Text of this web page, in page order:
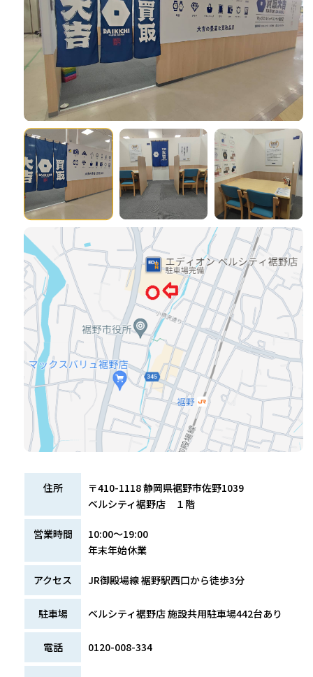
住所
〒410-1118 静岡県裾野市佐野1039
ベルシティ裾野店 １階
営業時間
10:00～19:00
年末年始休業
アクセス JR御殿場線 裾野駅西口から徒歩3分
駐車場 ベルシティ裾野店 施設共用駐車場442台あり
電話 0120-008-334